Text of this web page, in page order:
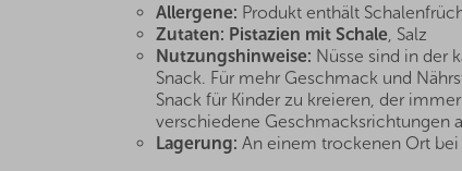
Allergene: Produkt enthält
Zutaten: Pistazien mit Schale , Salz
Nutzungshinweise: Nüsse sind in der
Snack. Für mehr Geschmack und
Snack für Kinder zu kreieren, der
verschiedene Geschmacksrichtungen
Lagerung: An einem trockenen Ort